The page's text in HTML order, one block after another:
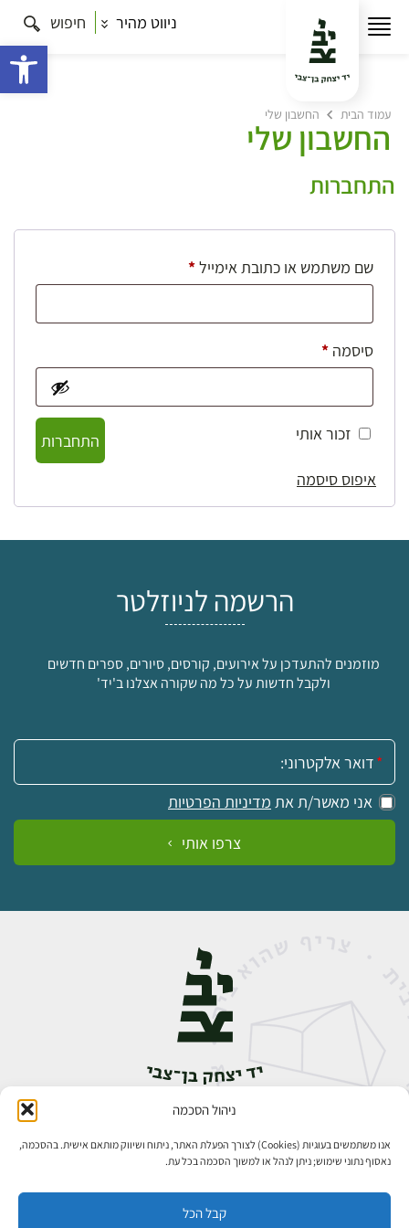
ניהול הסכמה
אנו משתמשים בעוגיות (Cookies) לצורך הפעלת האתר, ניתוח ושיווק מותאם אישית. בהסכמה,
נאסוף נתוני שימוש; ניתן לנהל או למשוך הסכמה בכל עת.
קבל הכל
ניווט מהיר חיפוש
עמוד הבית החשבון שלי
החשבון שלי
התחברות
שם משתמש או כתובת אימייל*חובה
סיסמה *חובה
זכור אותי
התחברות
איפוס סיסמה
הרשמה לניוזלטר
מוזמנים להתעדכן על אירועים, קורסים, סיורים, ספרים חדשים
ולקבל חדשות על כל מה שקורה אצלנו ב'יד'
אימייל:
אני מאשר/ת את מדיניות הפרטיות
צרפו אותי
אבן גבירול 14, רחביה, ירושלים